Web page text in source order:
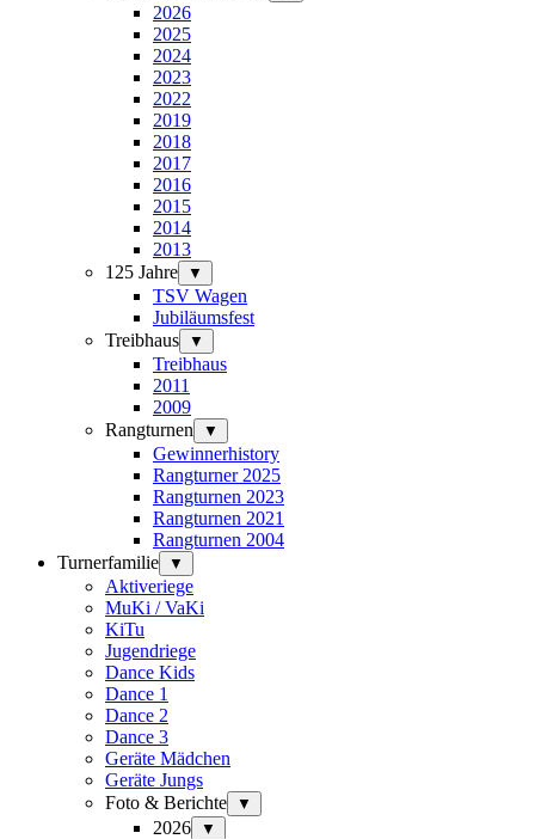
2026
2025
2024
2023
2022
2019
2018
2017
2016
2015
2014
2013
125 Jahre
▼
TSV Wagen
Jubiläumsfest
Treibhaus
▼
Treibhaus
2011
2009
Rangturnen
▼
Gewinnerhistory
Rangturner 2025
Rangturnen 2023
Rangturnen 2021
Rangturnen 2004
Turnerfamilie
▼
Aktiveriege
MuKi / VaKi
KiTu
Jugendriege
Dance Kids
Dance 1
Dance 2
Dance 3
Geräte Mädchen
Geräte Jungs
Foto & Berichte
▼
2026 ▼